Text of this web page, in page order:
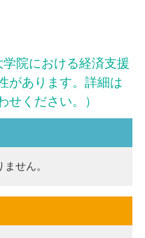
院における経済支援
があります。詳細は
せください。）
せん。